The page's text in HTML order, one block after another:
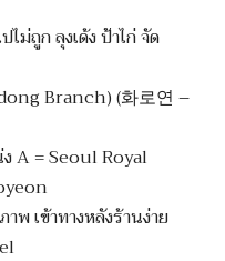
ม่ถูก ลุงเด้ง ป้าไก่ จัด
Branch) (화로연 –
A = Seoul Royal
พ เข้าทางหลังร้านง่าย